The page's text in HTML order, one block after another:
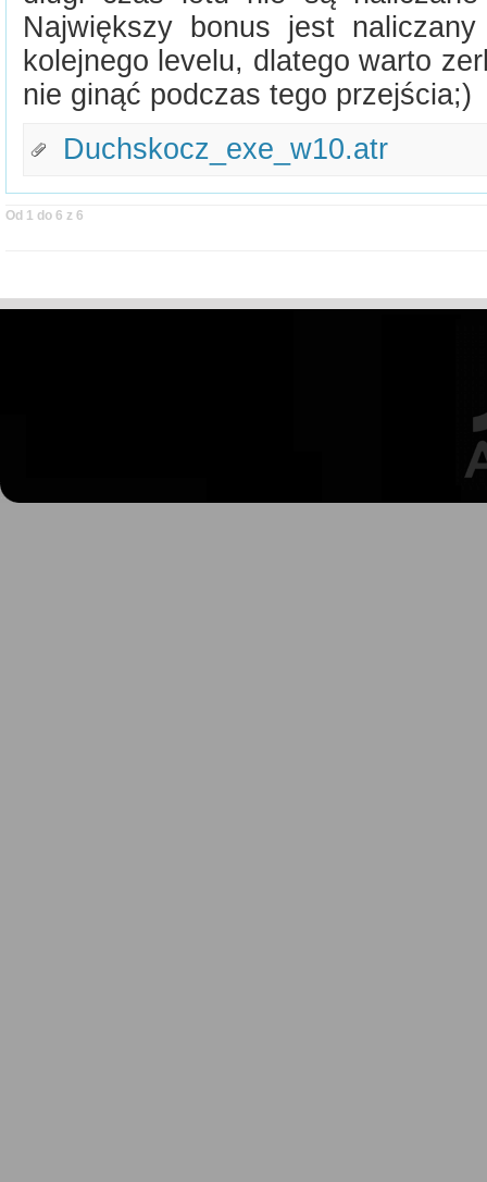
Największy bonus jest
kolejnego levelu, dlatego warto
nie ginąć podczas tego przejścia;)
Duchskocz_exe_w10.atr
Od 1 do 6 z 6